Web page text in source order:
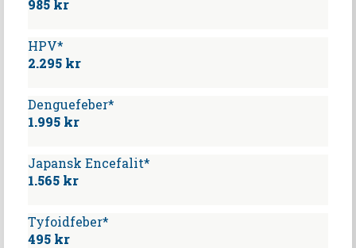
985 kr
HPV*
2.295 kr
Denguefeber*
1.995 kr
Japansk Encefalit*
1.565 kr
Tyfoidfeber*
495 kr